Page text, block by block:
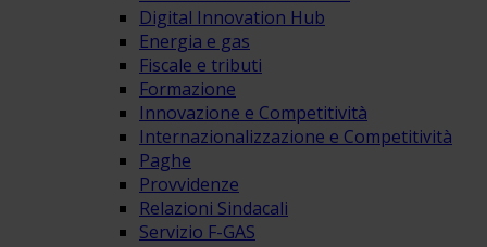
Digital Innovation Hub
Energia e gas
Fiscale e tributi
Formazione
Innovazione e Competitività
Internazionalizzazione e Competitività
Paghe
Provvidenze
Relazioni Sindacali
Servizio F-GAS